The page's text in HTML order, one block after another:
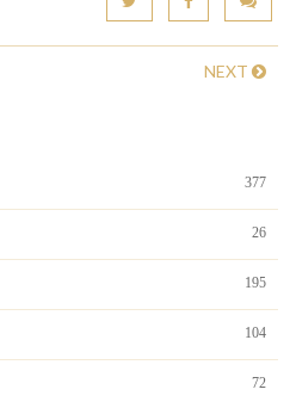
NEXT
377
26
195
104
72